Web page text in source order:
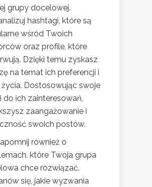
grupy docelowej.
hashtagi, które są
wśród Twoich
oraz profile, które
Dzięki temu zyskasz
na temat ich preferencji i
Dostosowując swoje
do ich zainteresowań,
zaangażowanie i
swoich postów.
również o
które Twoja grupa
chce rozwiązać.
się, jakie wyzwania